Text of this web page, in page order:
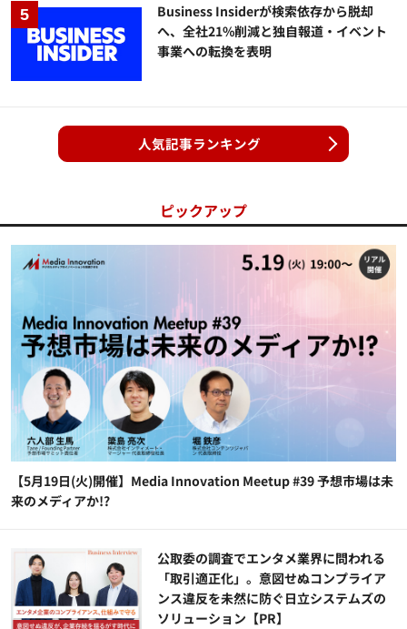
Business Insiderが検索依存から脱却
へ、全社21%削減と独自報道・イベント
事業への転換を表明
人気記事ランキング
ピックアップ
【5月19日(火)開催】Media Innovation Meetup #39 予想市場は未
来のメディアか!?
公​​取委の調査でエンタメ業界に問われる
「取引適正化」。意図せぬコンプライア
ンス違反を未然に防ぐ日立システムズの
ソリューション​【PR】